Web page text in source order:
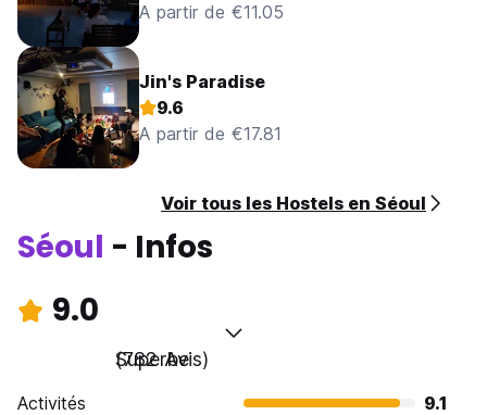
A partir de €11.05
Jin's Paradise
9.6
A partir de €17.81
Voir tous les Hostels en Séoul
Séoul - Infos
9.0
Superbe
(782 Avis)
Activités
9.1